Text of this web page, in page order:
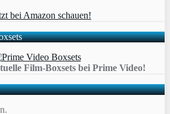
Film-Boxsets bei Prime Video!